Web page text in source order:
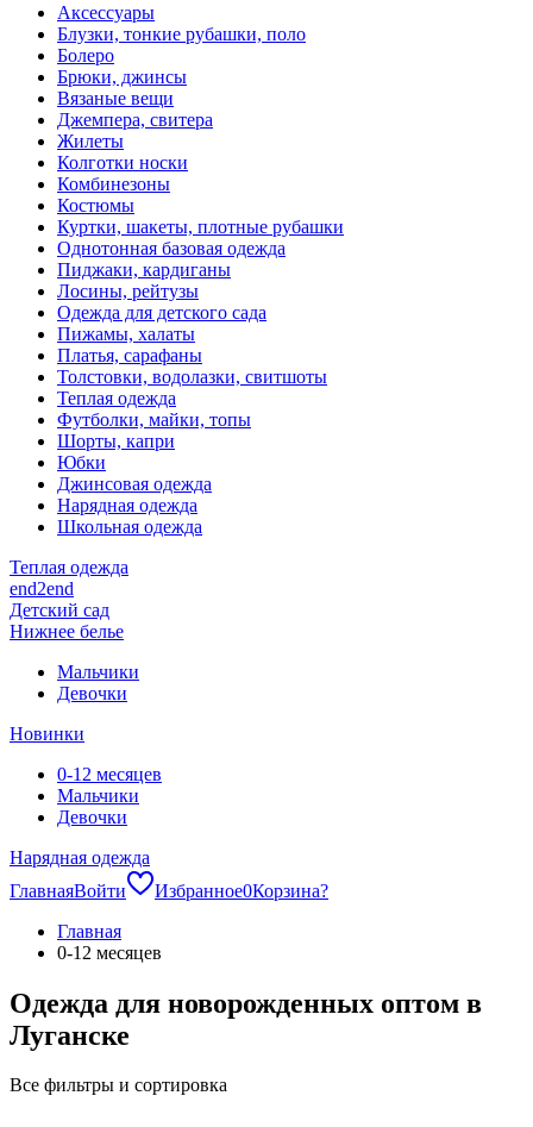
Аксессуары
Блузки, тонкие рубашки, поло
Болеро
Брюки, джинсы
Вязаные вещи
Джемпера, свитера
Жилеты
Колготки носки
Комбинезоны
Костюмы
Куртки, шакеты, плотные рубашки
Однотонная базовая одежда
Пиджаки, кардиганы
Лосины, рейтузы
Одежда для детского сада
Пижамы, халаты
Платья, сарафаны
Толстовки, водолазки, свитшоты
Теплая одежда
Футболки, майки, топы
Шорты, капри
Юбки
Джинсовая одежда
Нарядная одежда
Школьная одежда
Теплая одежда
end2end
Детский сад
Нижнее белье
Мальчики
Девочки
Новинки
0-12 месяцев
Мальчики
Девочки
Нарядная одежда
ГлавнаяВойти Избранное0Корзина?
Главная
0-12 месяцев
Одежда для новорожденных оптом в
Луганске
Все фильтры и сортировка